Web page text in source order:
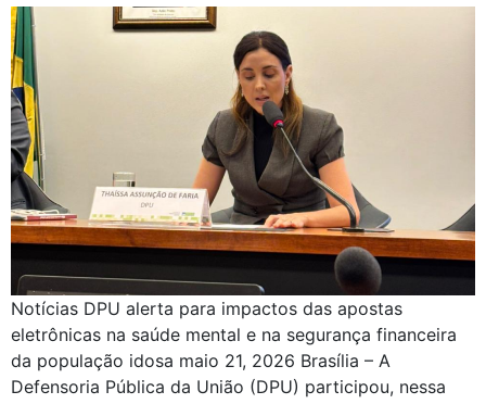
Notícias DPU alerta para impactos das apostas
eletrônicas na saúde mental e na segurança financeira
da população idosa maio 21, 2026 Brasília – A
Defensoria Pública da União (DPU) participou, nessa